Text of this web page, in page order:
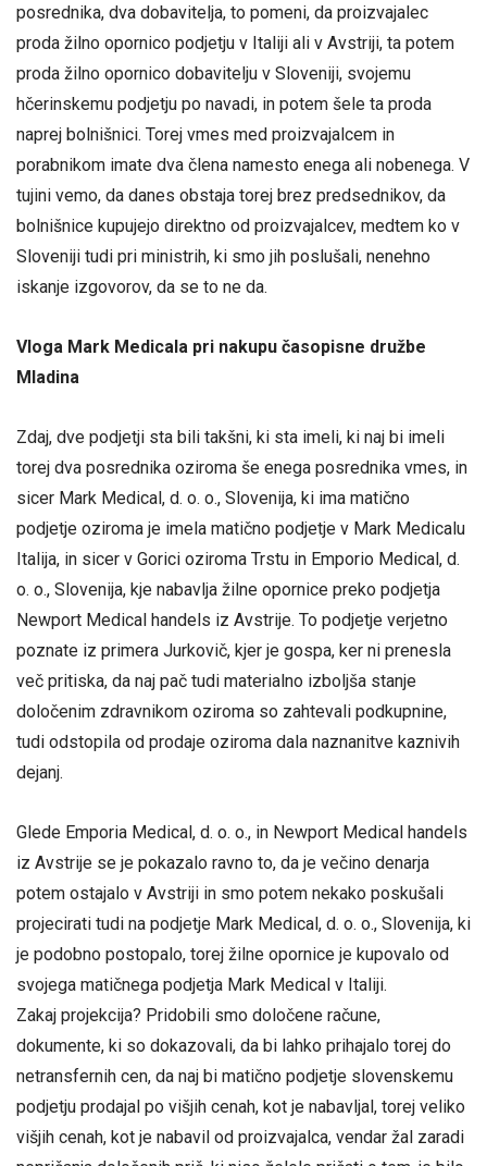
posrednika, dva dobavitelja, to pomeni, da proizvajalec
proda žilno opornico podjetju v Italiji ali v Avstriji, ta potem
proda žilno opornico dobavitelju v Sloveniji, svojemu
hčerinskemu podjetju po navadi, in potem šele ta proda
naprej bolnišnici. Torej vmes med proizvajalcem in
porabnikom imate dva člena namesto enega ali nobenega. V
tujini vemo, da danes obstaja torej brez predsednikov, da
bolnišnice kupujejo direktno od proizvajalcev, medtem ko v
Sloveniji tudi pri ministrih, ki smo jih poslušali, nenehno
iskanje izgovorov, da se to ne da.
Vloga Mark Medicala pri nakupu časopisne družbe
Mladina
Zdaj, dve podjetji sta bili takšni, ki sta imeli, ki naj bi imeli
torej dva posrednika oziroma še enega posrednika vmes, in
sicer Mark Medical, d. o. o., Slovenija, ki ima matično
podjetje oziroma je imela matično podjetje v Mark Medicalu
Italija, in sicer v Gorici oziroma Trstu in Emporio Medical, d.
o. o., Slovenija, kje nabavlja žilne opornice preko podjetja
Newport Medical handels iz Avstrije. To podjetje verjetno
poznate iz primera Jurkovič, kjer je gospa, ker ni prenesla
več pritiska, da naj pač tudi materialno izboljša stanje
določenim zdravnikom oziroma so zahtevali podkupnine,
tudi odstopila od prodaje oziroma dala naznanitve kaznivih
dejanj.
Glede Emporia Medical, d. o. o., in Newport Medical handels
iz Avstrije se je pokazalo ravno to, da je večino denarja
potem ostajalo v Avstriji in smo potem nekako poskušali
projecirati tudi na podjetje Mark Medical, d. o. o., Slovenija, ki
je podobno postopalo, torej žilne opornice je kupovalo od
svojega matičnega podjetja Mark Medical v Italiji.
Zakaj projekcija? Pridobili smo določene račune,
dokumente, ki so dokazovali, da bi lahko prihajalo torej do
netransfernih cen, da naj bi matično podjetje slovenskemu
podjetju prodajal po višjih cenah, kot je nabavljal, torej veliko
višjih cenah, kot je nabavil od proizvajalca, vendar žal zaradi